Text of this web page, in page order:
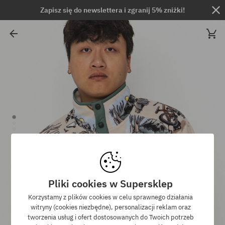
Zapisz się do newslettera i zgranij 5% zniżki!
Pliki cookies w Supersklep
Korzystamy z plików cookies w celu sprawnego działania
witryny (cookies niezbędne), personalizacji reklam oraz
tworzenia usług i ofert dostosowanych do Twoich potrzeb